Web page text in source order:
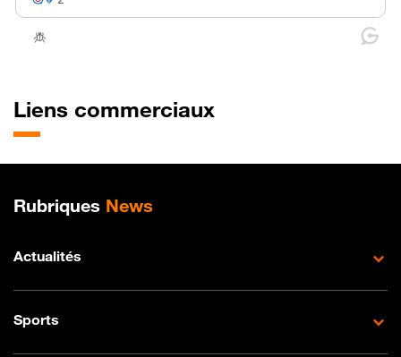
Liens commerciaux
Plan de site
Rubriques News
Actualités
Sports